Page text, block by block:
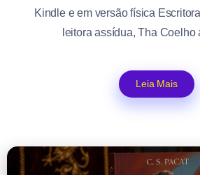
Kindle e em versão física
leitora assídua, Tha Coelho
Leia Mais